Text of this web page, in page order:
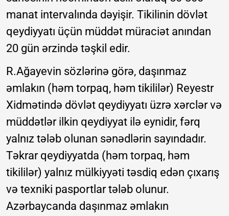
manat intervalında dəyişir. Tikilinin dövlət
qeydiyyatı üçün müddət müraciət anından
20 gün ərzində təşkil edir.
R.Ağayevin sözlərinə görə, daşınmaz
əmlakın (həm torpaq, həm tikililər) Reyestr
Xidmətində dövlət qeydiyyatı üzrə xərclər və
müddətlər ilkin qeydiyyat ilə eynidir, fərq
yalnız tələb olunan sənədlərin sayındadır.
Təkrar qeydiyyatda (həm torpaq, həm
tikililər) yalnız mülkiyyəti təsdiq edən çıxarış
və texniki pasportlar tələb olunur.
Azərbaycanda daşınmaz əmlakın